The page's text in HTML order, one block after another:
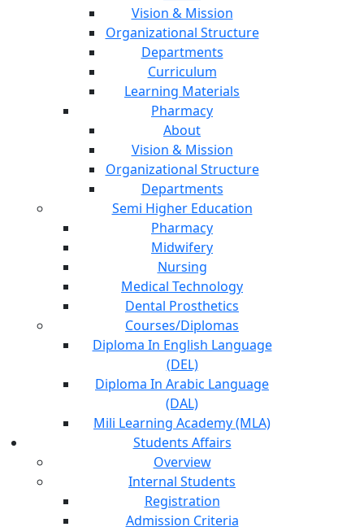
Vision & Mission
Organizational Structure
Departments
Curriculum
Learning Materials
Pharmacy
About
Vision & Mission
Organizational Structure
Departments
Semi Higher Education
Pharmacy
Midwifery
Nursing
Medical Technology
Dental Prosthetics
Courses/Diplomas
Diploma In English Language
(DEL)
Diploma In Arabic Language
(DAL)
Mili Learning Academy (MLA)
Students Affairs
Overview
Internal Students
Registration
Admission Criteria